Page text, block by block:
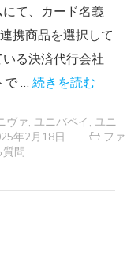
て、カード名義
携商品を選択して
る決済代行会社
… 続きを読む
ヴァ ユニバペイ
ユニ
年2月18日
ファ
質問